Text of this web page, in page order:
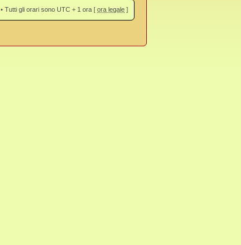
• Tutti gli orari sono UTC + 1 ora [ ora legale ]